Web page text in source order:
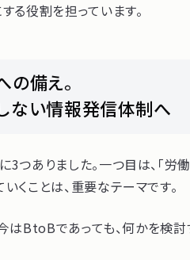
る役割を担っています。
の備え。
ない情報発信体制へ
つありました。一つ目は、「
くことは、重要なテーマです。
はBtoBであっても、何かを検討